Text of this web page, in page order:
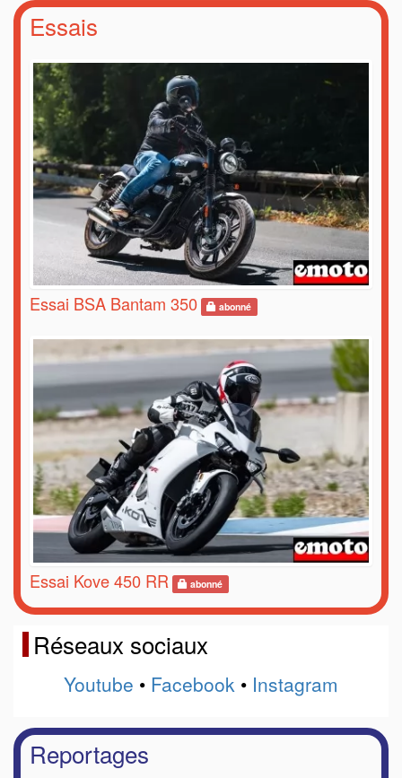
Essais
Essai BSA Bantam 350 abonné
Essai Kove 450 RR abonné
Réseaux sociaux
Youtube • Facebook • Instagram
Reportages